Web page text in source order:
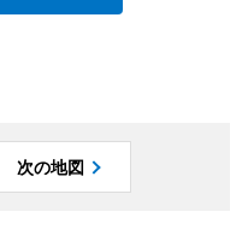
次の地図